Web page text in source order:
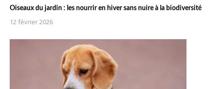
Oiseaux du jardin : les nourrir en hiver sans nuire à la biodiversité
12 février 2026